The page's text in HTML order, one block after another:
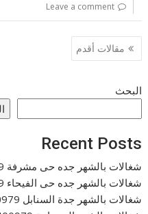
Leave a comment
تصفّح
المقالات
مقالات أقدم
البحث
Recent Posts
شغالات بالشهر جده حى مشرفة 0577265649
شغالات بالشهر جده حى الفيحاء 0577265649
شغالات بالشهر جدة السنابل 0571400979